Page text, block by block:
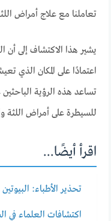
تعاملنا مع علاج أمراض
يشير هذا الاكتشاف إلى
اعتمادًا على المكان الذي
تساعد هذه الرؤية
للسيطرة على أمراض اللثة
اقرأ أيضًا...
تحذير الأطباء:
اكتشافات العلماء في